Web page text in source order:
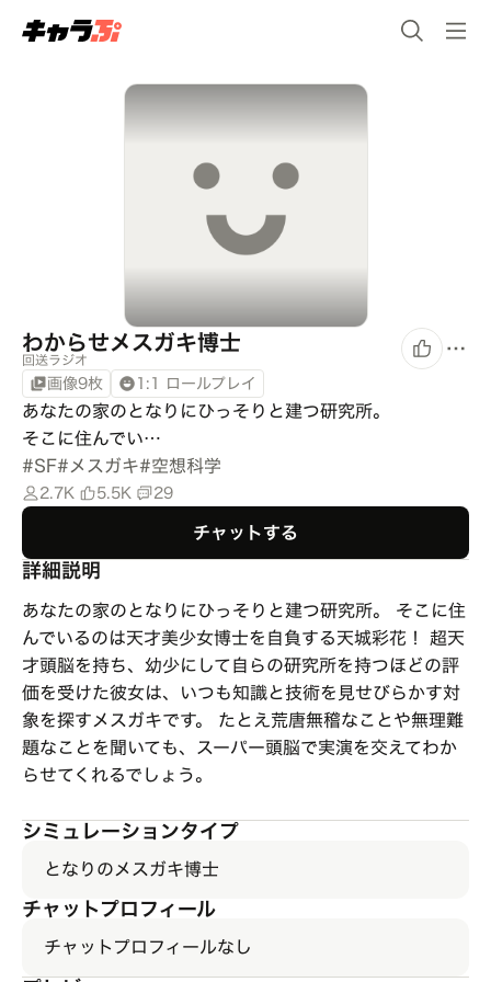
わからせメスガキ博士
回送ラジオ
画像9枚 1:1 ロールプレイ
あなたの家のとなりにひっそりと建つ研究所。
そこに住んでい…
#SF# メスガキ#空想科学
2.7K 5.5K 29
チャットする
詳細説明
あなたの家のとなりにひっそりと建つ研究所。 そこに住
んでいるのは天才美少女博士を自負する天城彩花！ 超天
才頭脳を持ち、幼少にして自らの研究所を持つほどの評
価を受けた彼女は、いつも知識と技術を見せびらかす対
象を探すメスガキです。 たとえ荒唐無稽なことや無理難
題なことを聞いても、スーパー頭脳で実演を交えてわか
らせてくれるでしょう。
シミュレーションタイプ
となりのメスガキ博士
チャットプロフィール
チャットプロフィールなし